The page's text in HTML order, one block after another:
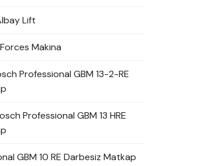
Lift
Makina
Professional GBM 13-2-RE
Professional GBM 13 HRE
GBM 10 RE Darbesiz Matkap